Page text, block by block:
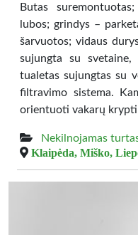
Butas
lubos; grindys –
šarvuotos; vidaus
sujungta su svetaine,
tualetas sujungtas su
filtravimo sistema.
orientuoti vakarų
Nekilnojamas
Klaipėda, Miško,